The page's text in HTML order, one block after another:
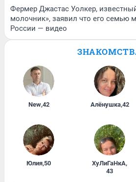
Фермер Джастас Уолкер,
молочник», заявил что его семью
России — видео
New,42 Алёнушка,42
Юлия,50 ХуЛиГаНкА,
43